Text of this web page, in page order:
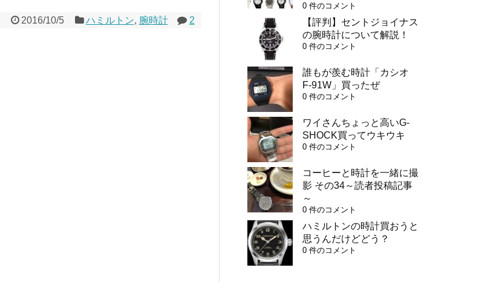
2016/10/5 ハミルトン, 腕時計 2
0 件のコメント
【評判】セントジョイナス
の腕時計について解説！
0 件のコメント
誰もが羨む時計「カシオ
F-91W」買ったぜ
0 件のコメント
ワイさんちょっと高いG-
SHOCK買ってウキウキ
0 件のコメント
コーヒーと時計を一緒に撮
影 その34～読者投稿記事
～
0 件のコメント
ハミルトンの時計買おうと
思うんだけどどう？
0 件のコメント